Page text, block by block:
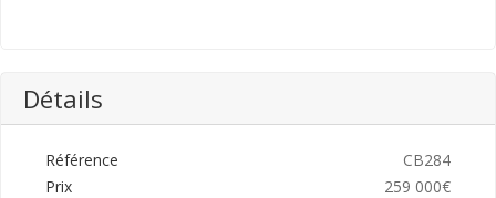
Détails
Référence
CB284
Prix
259 000€